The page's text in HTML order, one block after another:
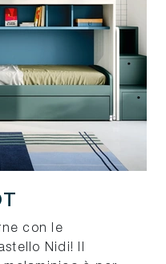
con le
Nidi! Il